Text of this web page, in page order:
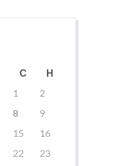
С
Н
1
2
8
9
15
16
22
23